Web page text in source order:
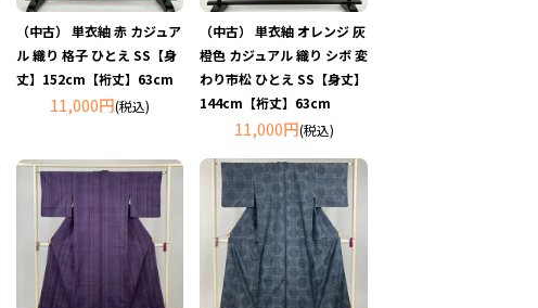
（中古） 単衣紬 赤 カジュア
ル 織り 格子 ひとえ SS【身
丈】152cm【裄丈】63cm
11,000円(税込)
（中古） 単衣紬 オレンジ 灰
橙色 カジュアル 織り シボ 変
わり市松 ひとえ SS【身丈】
144cm【裄丈】63cm
11,000円(税込)